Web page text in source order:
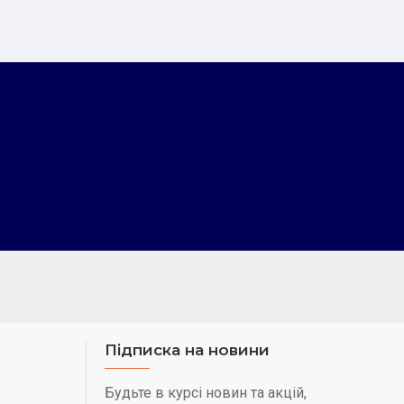
20 кВт
(3P+N)
зворотне підключення полярності, перевантаження
коротке замикання, перегрів.
Тип II (DC та AC)
Підписка на новини
Будьте в курсі новин та акцій,